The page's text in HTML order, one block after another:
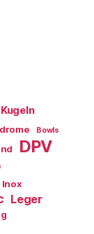
Bowls
DPV
Inox
Leger